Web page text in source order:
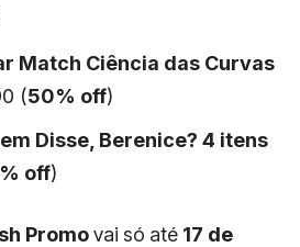
Match Ciência das Curvas
(50% off)
Disse, Berenice? 4 itens
off)
Promovai só até 17 de